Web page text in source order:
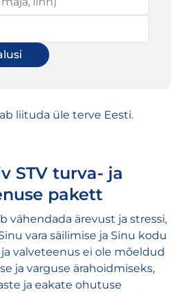
liituda üle terve Eesti.
STV turva- ja
pakett
vähendada ärevust ja stressi,
vara säilimise ja Sinu kodu
valveteenus ei ole mõeldud
ja varguse ärahoidmiseks,
ja eakate ohutuse